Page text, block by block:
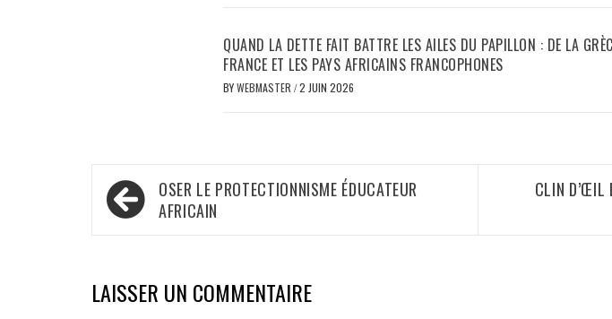
QUAND LA DETTE FAIT BATTRE LES AILES DU PAPILLON : DE LA
FRANCE ET LES PAYS AFRICAINS FRANCOPHONES
BYWEBMASTER /2 JUIN 2026
Navigation
de
OSER LE PROTECTIONNISME ÉDUCATEUR
AFRICAIN
CLIN D’ŒIL
LAISSER UN COMMENTAIRE